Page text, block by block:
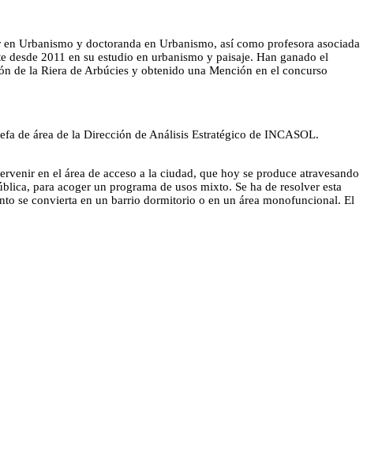
Urbanismo y doctoranda en Urbanismo, así como profesora asociada
2011 en su estudio en urbanismo y paisaje. Han ganado el
de la Riera de Arbúcies y obtenido una Mención en el concurso
de área de la Dirección de Análisis Estratégico de INCASOL.
en el área de acceso a la ciudad, que hoy se produce atravesando
para acoger un programa de usos mixto. Se ha de resolver esta
se convierta en un barrio dormitorio o en un área monofuncional. El